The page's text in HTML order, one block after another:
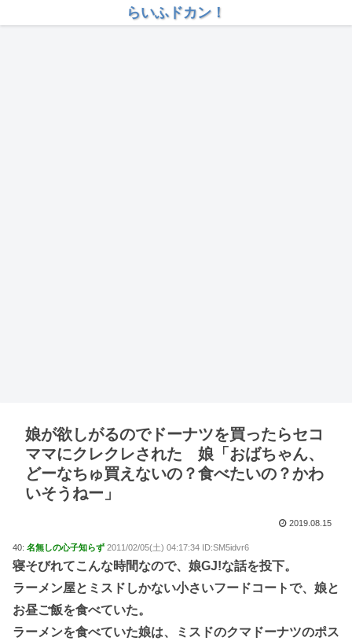
らいふドカン！
娘が欲しがるのでドーナツを買ったらセコ
ママにクレクレされた 娘「おばちゃん、
どーなちゅ買えないの？食べたいの？かわ
いそうねー」
2019.08.15
40: 名無しの心子知らず 2011/02/05(土) 04:17:34 ID:SM5idvr6
寝そびれてこんな時間なので、娘GJ!な話を投下。
ラーメン屋とミスドしかない小さいフードコートで、娘と
お昼ご飯を食べていた。
ラーメンを食べていた娘は、ミスドのクマドーナツのポス